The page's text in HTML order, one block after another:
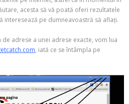
acesta să vă poată oferi rezultatele
interesează pe dumneavoastră să aflați.
adrese a unei adrese exacte, vom lua
, iată ce se întâmpla pe